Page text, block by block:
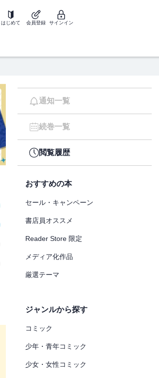
はじめて 会員登録 サインイン
通知一覧
続巻一覧
閲覧履歴
おすすめの本
セール・キャンペーン
書店員オススメ
Reader Store 限定
メディア化作品
厳選テーマ
ジャンルから探す
コミック
少年・青年コミック
少女・女性コミック